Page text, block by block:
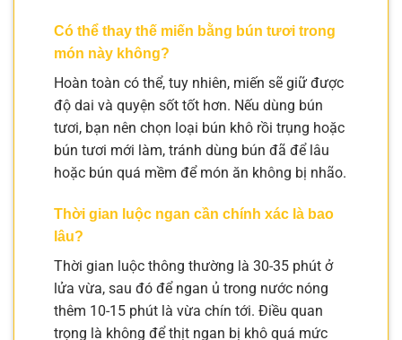
Có thể thay thế miến bằng bún tươi trong
món này không?
Hoàn toàn có thể, tuy nhiên, miến sẽ giữ được
độ dai và quyện sốt tốt hơn. Nếu dùng bún
tươi, bạn nên chọn loại bún khô rồi trụng hoặc
bún tươi mới làm, tránh dùng bún đã để lâu
hoặc bún quá mềm để món ăn không bị nhão.
Thời gian luộc ngan cần chính xác là bao
lâu?
Thời gian luộc thông thường là 30-35 phút ở
lửa vừa, sau đó để ngan ủ trong nước nóng
thêm 10-15 phút là vừa chín tới. Điều quan
trọng là không để thịt ngan bị khô quá mức